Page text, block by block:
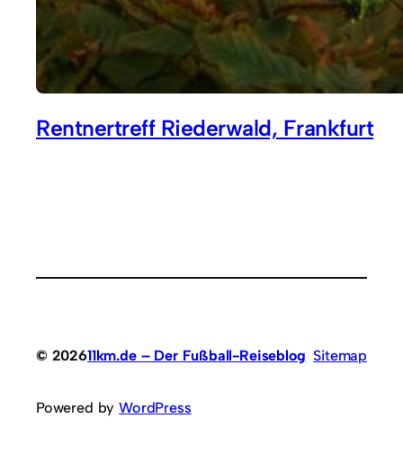
Rentnertreff Riederwald, Frankfurt
© 202611km.de – Der Fußball-Reiseblog Sitemap
Powered byWordPress